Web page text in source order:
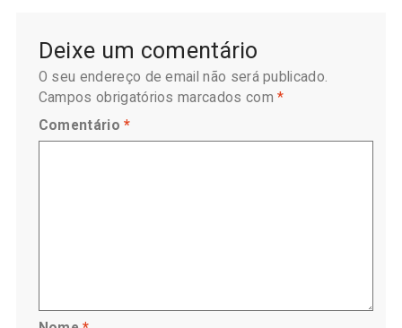
Deixe um comentário
O seu endereço de email não será publicado.
Campos obrigatórios marcados com*
Comentário*